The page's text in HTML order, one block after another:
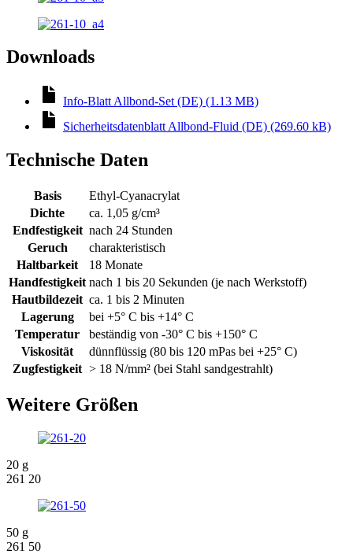
Downloads
Info-Blatt Allbond-Set (DE) (1.13 MB)
Sicherheitsdatenblatt Allbond-Fluid (DE) (269.60 kB)
Technische Daten
Basis
Ethyl-Cyanacrylat
Dichte
ca. 1,05 g/cm³
Endfestigkeit nach 24 Stunden
Geruch
charakteristisch
Haltbarkeit
18 Monate
Handfestigkeit nach 1 bis 20 Sekunden (je nach Werkstoff)
Hautbildezeit ca. 1 bis 2 Minuten
Lagerung
bei +5° C bis +14° C
Temperatur
beständig von -30° C bis +150° C
Viskosität
dünnflüssig (80 bis 120 mPas bei +25° C)
Zugfestigkeit > 18 N/mm² (bei Stahl sandgestrahlt)
Weitere Größen
20 g
261 20
50 g
261 50